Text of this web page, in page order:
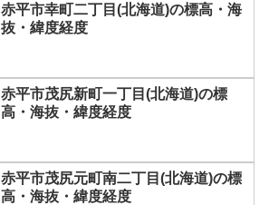
赤平市幸町二丁目(北海道)の標高・海
抜・緯度経度
赤平市茂尻新町一丁目(北海道)の標
高・海抜・緯度経度
赤平市茂尻元町南二丁目(北海道)の標
高・海抜・緯度経度